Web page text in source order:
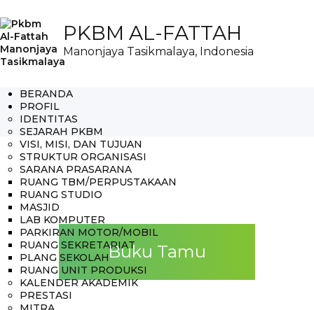
PKBM AL-FATTAH
Manonjaya Tasikmalaya, Indonesia
BERANDA
PROFIL
IDENTITAS
SEJARAH PKBM
VISI, MISI, DAN TUJUAN
STRUKTUR ORGANISASI
SARANA PRASARANA
RUANG TBM/PERPUSTAKAAN
RUANG STUDIO
MASJID
LAB KOMPUTER
PARKIRAN MOTOR/MOBIL
RUANG SEKRETARIAT
PLANG SEKOLAH
RUANG UNIT PRODUKSI
KALENDER AKADEMIK
PRESTASI
Buku Tamu